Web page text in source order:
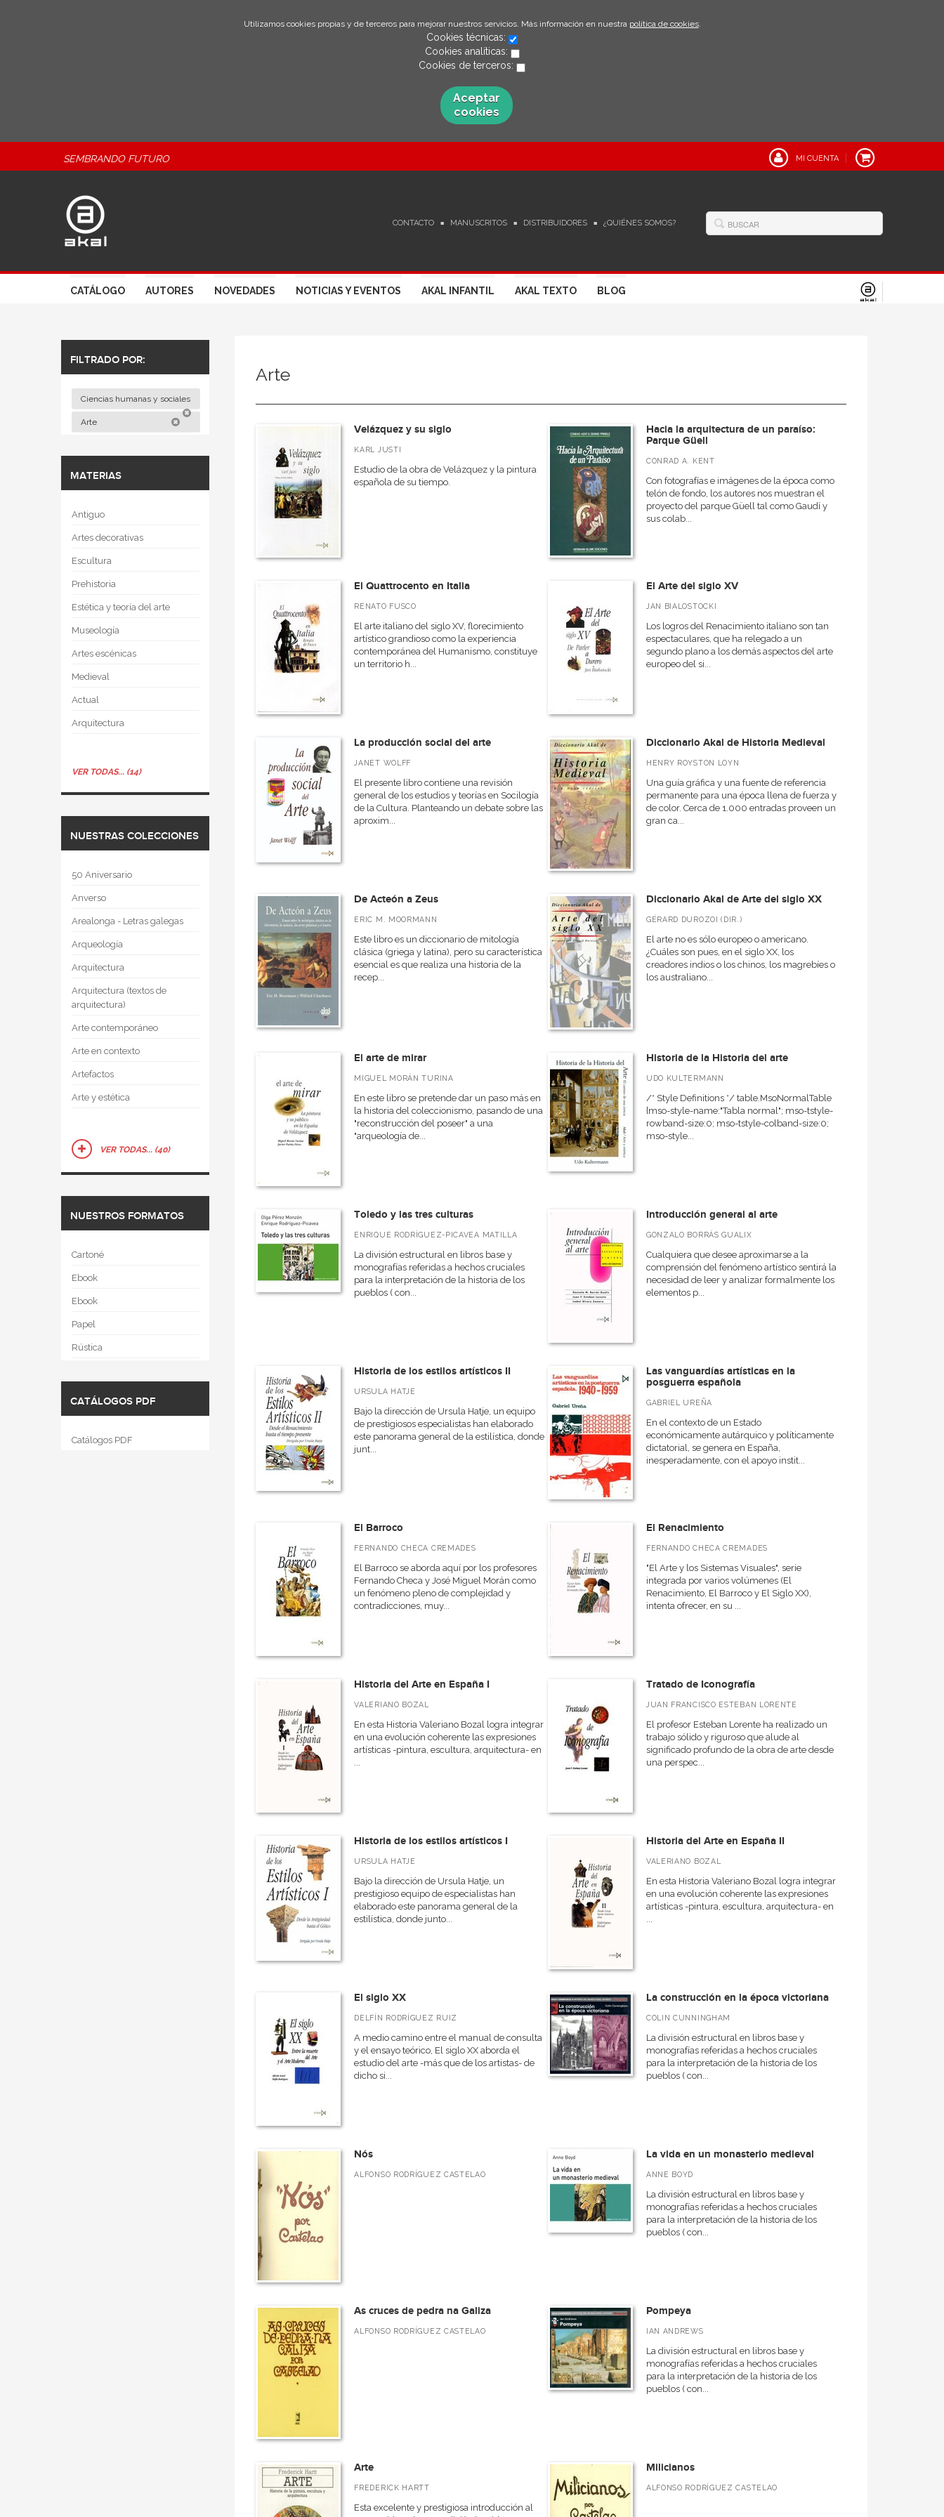
Utilizamos cookies propias y de terceros para mejorar nuestros servicios. Más información en nuestra política de cookies.
Cookies técnicas:
Cookies analíticas:
Cookies de terceros:
Aceptar
cookies
SEMBRANDO FUTURO MI CUENTA
CONTACTO MANUSCRITOS DISTRIBUIDORES ¿QUIÉNES SOMOS?
CATÁLOGO AUTORES NOVEDADES NOTICIAS Y EVENTOS AKAL INFANTIL AKAL TEXTO BLOG
FILTRADO POR:
Ciencias humanas y sociales
Arte
MATERIAS
Antiguo
Artes decorativas
Escultura
Prehistoria
Estética y teoría del arte
Museología
Artes escénicas
Medieval
Actual
Arquitectura
VER TODAS... (14)
NUESTRAS COLECCIONES
50 Aniversario
Anverso
Arealonga - Letras galegas
Arqueología
Arquitectura
Arquitectura (textos de
arquitectura)
Arte contemporáneo
Arte en contexto
Artefactos
Arte y estética
VER TODAS... (40)
NUESTROS FORMATOS
Cartoné
Ebook
Ebook
Papel
Rústica
CATÁLOGOS PDF
Catálogos PDF
Arte
Velázquez y su siglo
KARL JUSTI
Estudio de la obra de Velázquez y la pintura
española de su tiempo.
Hacia la arquitectura de un paraíso:
Parque Güell
CONRAD A. KENT
Con fotografías e imágenes de la época como
telón de fondo, los autores nos muestran el
proyecto del parque Güell tal como Gaudí y
sus colab...
El Quattrocento en Italia
RENATO FUSCO
El arte italiano del siglo XV, florecimiento
artístico grandioso como la experiencia
contemporánea del Humanismo, constituye
un territorio h...
El Arte del siglo XV
JAN BIALOSTOCKI
Los logros del Renacimiento italiano son tan
espectaculares, que ha relegado a un
segundo plano a los demás aspectos del arte
europeo del si...
La producción social del arte
JANET WOLFF
El presente libro contiene una revisión
general de los estudios y teorías en Socilogía
de la Cultura. Planteando un debate sobre las
aproxim...
Diccionario Akal de Historia Medieval
HENRY ROYSTON LOYN
Una guía gráfica y una fuente de referencia
permanente para una época llena de fuerza y
de color. Cerca de 1.000 entradas proveen un
gran ca...
De Acteón a Zeus
ERIC M. MOORMANN
Este libro es un diccionario de mitología
clásica (griega y latina), pero su característica
esencial es que realiza una historia de la
recep...
Diccionario Akal de Arte del siglo XX
GÉRARD DUROZOI (DIR.)
El arte no es sólo europeo o americano.
¿Cuáles son pues, en el siglo XX, los
creadores indios o los chinos, los magrebíes o
los australiano...
El arte de mirar
MIGUEL MORÁN TURINA
En este libro se pretende dar un paso más en
la historia del coleccionismo, pasando de una
"reconstrucción del poseer" a una
"arqueología de...
Historia de la Historia del arte
UDO KULTERMANN
/* Style Definitions */ table.MsoNormalTable
{mso-style-name:"Tabla normal"; mso-tstyle-
rowband-size:0; mso-tstyle-colband-size:0;
mso-style...
Toledo y las tres culturas
ENRIQUE RODRÍGUEZ-PICAVEA MATILLA
La división estructural en libros base y
monografías referidas a hechos cruciales
para la interpretación de la historia de los
pueblos ( con...
Introducción general al arte
GONZALO BORRÁS GUALIX
Cualquiera que desee aproximarse a la
comprensión del fenómeno artístico sentirá la
necesidad de leer y analizar formalmente los
elementos p...
Historia de los estilos artísticos II
URSULA HATJE
Bajo la dirección de Ursula Hatje, un equipo
de prestigiosos especialistas han elaborado
este panorama general de la estilística, donde
junt...
Las vanguardías artísticas en la
posguerra española
GABRIEL UREÑA
En el contexto de un Estado
económicamente autárquico y políticamente
dictatorial, se genera en España,
inesperadamente, con el apoyo instit...
El Barroco
FERNANDO CHECA CREMADES
El Barroco se aborda aquí por los profesores
Fernando Checa y José Miguel Morán como
un fenómeno pleno de complejidad y
contradicciones, muy...
El Renacimiento
FERNANDO CHECA CREMADES
"El Arte y los Sistemas Visuales", serie
integrada por varios volúmenes (El
Renacimiento, El Barroco y El Siglo XX),
intenta ofrecer, en su ...
Historia del Arte en España I
VALERIANO BOZAL
En esta Historia Valeriano Bozal logra integrar
en una evolución coherente las expresiones
artísticas -pintura, escultura, arquitectura- en
...
Tratado de Iconografía
JUAN FRANCISCO ESTEBAN LORENTE
El profesor Esteban Lorente ha realizado un
trabajo sólido y riguroso que alude al
significado profundo de la obra de arte desde
una perspec...
Historia de los estilos artísticos I
URSULA HATJE
Bajo la dirección de Ursula Hatje, un
prestigioso equipo de especialistas han
elaborado este panorama general de la
estilística, donde junto...
Historia del Arte en España II
VALERIANO BOZAL
En esta Historia Valeriano Bozal logra integrar
en una evolución coherente las expresiones
artísticas -pintura, escultura, arquitectura- en
...
El siglo XX
DELFÍN RODRÍGUEZ RUIZ
A medio camino entre el manual de consulta
y el ensayo teórico, El siglo XX aborda el
estudio del arte -más que de los artistas- de
dicho si...
La construcción en la época victoriana
COLIN CUNNINGHAM
La división estructural en libros base y
monografías referidas a hechos cruciales
para la interpretación de la historia de los
pueblos ( con...
Nós
ALFONSO RODRÍGUEZ CASTELAO
La vida en un monasterio medieval
ANNE BOYD
La división estructural en libros base y
monografías referidas a hechos cruciales
para la interpretación de la historia de los
pueblos ( con...
As cruces de pedra na Galiza
ALFONSO RODRÍGUEZ CASTELAO
Pompeya
IAN ANDREWS
La división estructural en libros base y
monografías referidas a hechos cruciales
para la interpretación de la historia de los
pueblos ( con...
Arte
FREDERICK HARTT
Esta excelente y prestigiosa introducción al
Milicianos
ALFONSO RODRÍGUEZ CASTELAO